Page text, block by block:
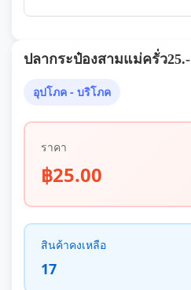
ปลากระป๋องสามแม่ครั่ว25.-
อุปโภค - บริโภค
ราคา
฿25.00
สินค้าคงเหลือ
17